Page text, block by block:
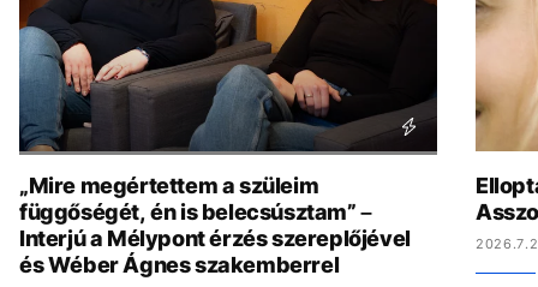
„Mire megértettem a szüleim
függőségét, én is belecsúsztam” –
Interjú a Mélypont érzés szereplőjével
és Wéber Ágnes szakemberrel